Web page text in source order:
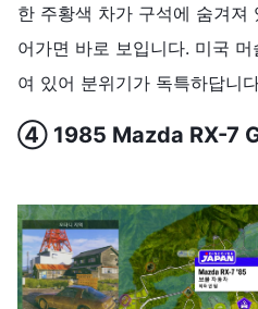
한 주황색 차가 구석에 숨겨져
어가면 바로 보입니다. 미국
여 있어 분위기가 독특하답니
④ 1985 Mazda RX-7